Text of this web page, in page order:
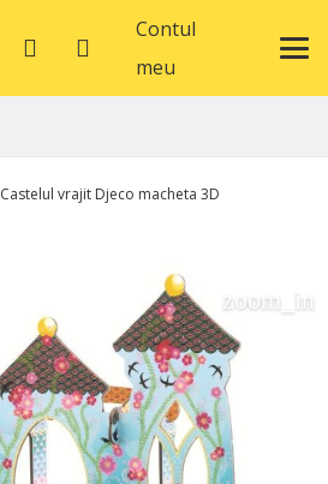
Contul
meu
Castelul vrajit Djeco macheta 3D